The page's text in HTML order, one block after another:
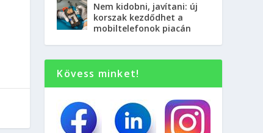
Nem kidobni, javítani: új
korszak kezdődhet a
mobiltelefonok piacán
Kövess minket!